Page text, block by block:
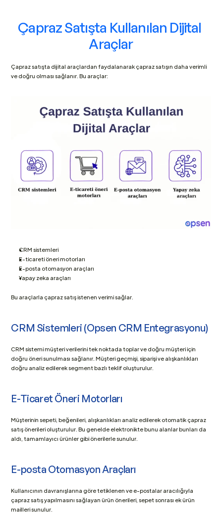
Çapraz Satışta Kullanılan Dijital
Araçlar
Çapraz satışta dijital araçlardan faydalanarak çapraz satışın daha verimli
ve doğru olması sağlanır. Bu araçlar:
CRM sistemleri
E-ticareti öneri motorları
E-posta otomasyon araçları
Yapay zeka araçları
Bu araçlarla çapraz satış istenen verimi sağlar.
CRM Sistemleri (Opsen CRM Entegrasyonu)
CRM sistemi müşteri verilerini tek noktada toplar ve doğru müşteri için
doğru öneri sunulması sağlanır. Müşteri geçmişi, siparişi ve alışkanlıkları
doğru analiz edilerek segment bazlı teklif oluşturulur.
E-Ticaret Öneri Motorları
Müşterinin sepeti, beğenileri, alışkanlıkları analiz edilerek otomatik çapraz
satış önerileri oluşturulur. Bu genelde elektronikte bunu alanlar bunları da
aldı, tamamlayıcı ürünler gibi önerilerle sunulur.
E-posta Otomasyon Araçları
Kullanıcının davranışlarına göre tetiklenen ve e-postalar aracılığıyla
çapraz satış yapılmasını sağlayan ürün önerileri, sepet sonrası ek ürün
mailleri sunulur.